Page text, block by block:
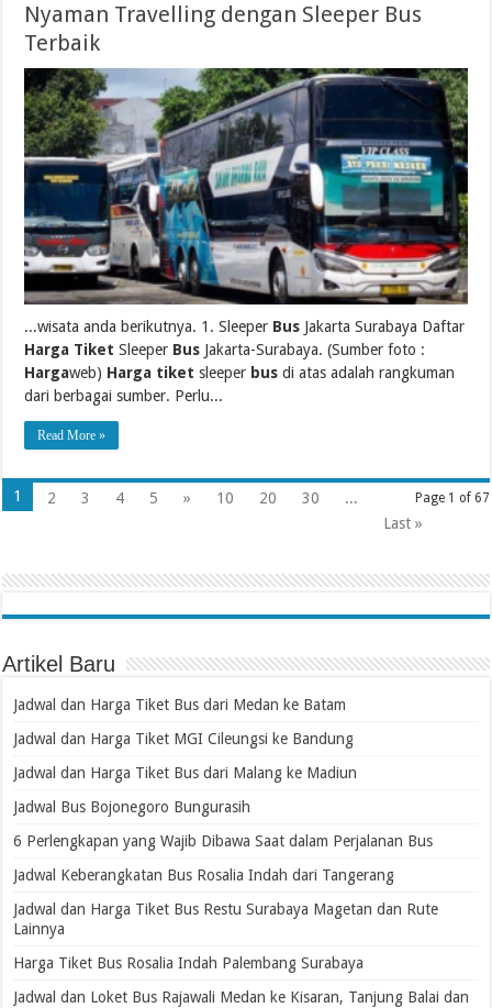
Nyaman Travelling dengan Sleeper Bus
Terbaik
...wisata anda berikutnya. 1. Sleeper Bus Jakarta Surabaya Daftar
Harga Tiket Sleeper Bus Jakarta-Surabaya. (Sumber foto :
Hargaweb) Harga tiket sleeper bus di atas adalah rangkuman
dari berbagai sumber. Perlu...
Read More »
Page 1 of 67
1 2 3 4 5 » 10 20 30
...
Last »
Artikel Baru
Jadwal dan Harga Tiket Bus dari Medan ke Batam
Jadwal dan Harga Tiket MGI Cileungsi ke Bandung
Jadwal dan Harga Tiket Bus dari Malang ke Madiun
Jadwal Bus Bojonegoro Bungurasih
6 Perlengkapan yang Wajib Dibawa Saat dalam Perjalanan Bus
Jadwal Keberangkatan Bus Rosalia Indah dari Tangerang
Jadwal dan Harga Tiket Bus Restu Surabaya Magetan dan Rute
Lainnya
Harga Tiket Bus Rosalia Indah Palembang Surabaya
Jadwal dan Loket Bus Rajawali Medan ke Kisaran, Tanjung Balai dan